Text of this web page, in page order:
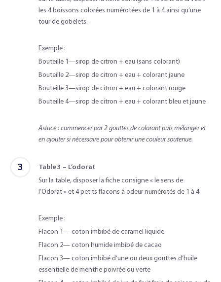
les 4 boissons colorées numérotées de 1 à 4 ainsi qu’une
tour de gobelets.
Exemple :
Bouteille 1—sirop de citron + eau (sans colorant)
Bouteille 2—sirop de citron + eau + colorant jaune
Bouteille 3—sirop de citron + eau + colorant rouge
Bouteille 4—sirop de citron + eau + colorant bleu et jaune
Astuce : commencer par 2 gouttes de colorant puis mélanger et
en ajouter si nécessaire pour obtenir une couleur soutenue.
3
Table 3 – L’odorat
Sur la table, disposer la fiche consigne « le sens de
l’Odorat » et 4 petits flacons à odeur numérotés de 1 à 4.
Exemple :
Flacon 1— coton imbibé de caramel liquide
Flacon 2— coton humide imbibé de cacao
Flacon 3— coton imbibé d’une ou deux gouttes d’huile
essentielle de menthe poivrée ou verte